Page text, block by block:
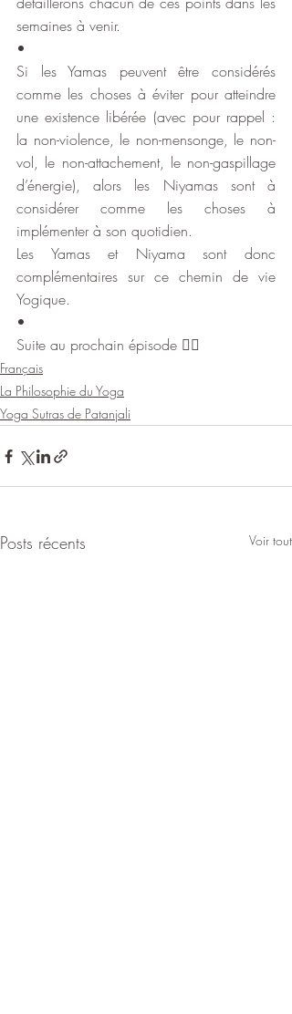
semaines à venir.
•
Si les Yamas peuvent être considérés
comme les choses à éviter pour atteindre
une existence libérée (avec pour rappel :
la non-violence, le non-mensonge, le non-
vol, le non-attachement, le non-gaspillage
d’énergie), alors les Niyamas sont à
considérer comme les choses à
implémenter à son quotidien.
Les Yamas et Niyama sont donc
complémentaires sur ce chemin de vie
Yogique.
•
Suite au prochain épisode 🧚‍♀️
Français
La Philosophie du Yoga
Yoga Sutras de Patanjali
Posts récents Voir tout